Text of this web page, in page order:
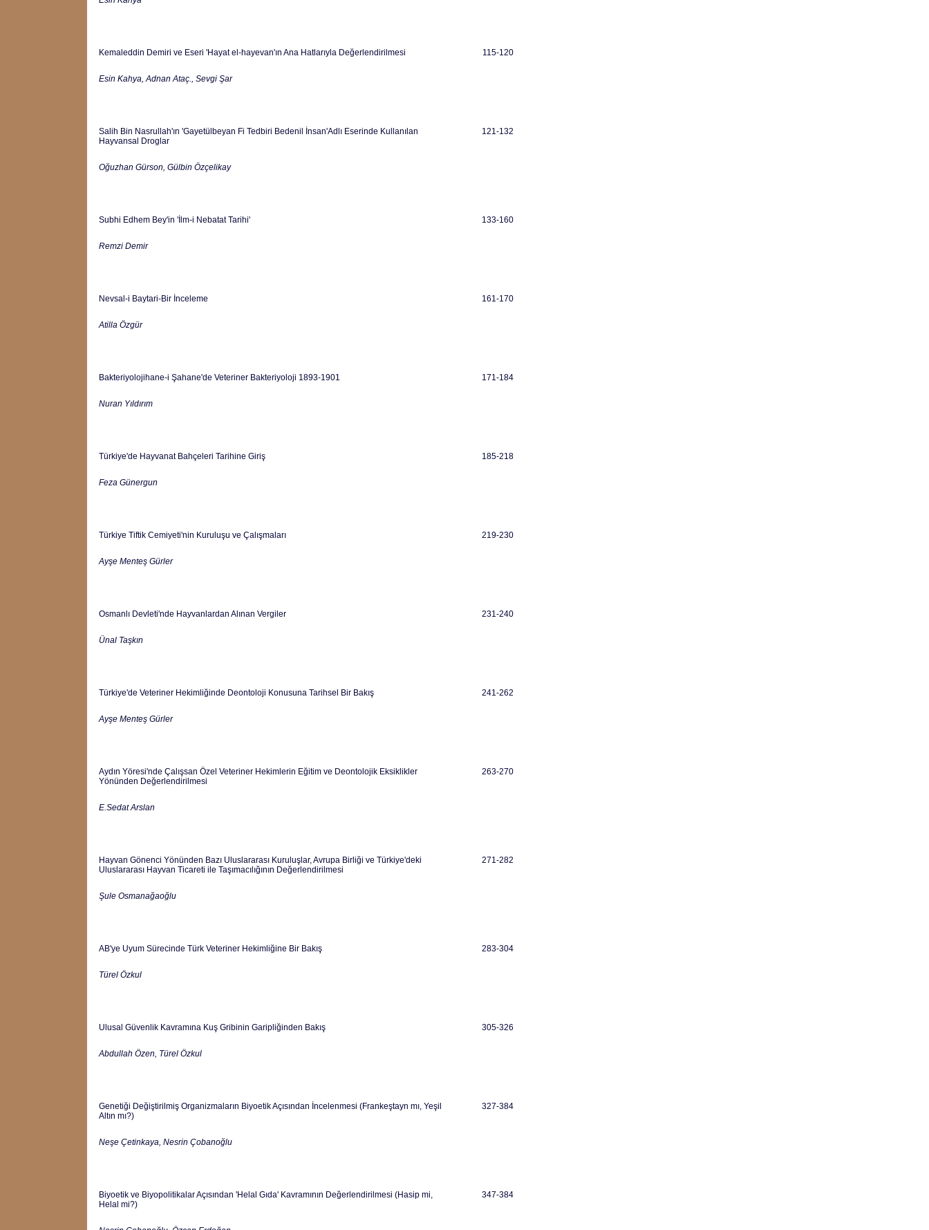
Kemaleddin Demiri ve Eseri 'Hayat el-hayevan'ın Ana Hatlarıyla Değerlendirilmesi 115-120
Esin Kahya, Adnan Ataç., Sevgi Şar
Salih Bin Nasrullah'ın 'Gayetülbeyan Fi Tedbiri Bedenil İnsan'Adlı Eserinde Kullanılan
Hayvansal Droglar
121-132
Oğuzhan Gürson, Gülbin Özçelikay
Subhi Edhem Bey'in 'İlm-i Nebatat Tarihi' 133-160
Remzi Demir
Nevsal-i Baytari-Bir İnceleme 161-170
Atilla Özgür
Bakteriyolojihane-i Şahane'de Veteriner Bakteriyoloji 1893-1901 171-184
Nuran Yıldırım
Türkiye'de Hayvanat Bahçeleri Tarihine Giriş 185-218
Feza Günergun
Türkiye Tiftik Cemiyeti'nin Kuruluşu ve Çalışmaları 219-230
Ayşe Menteş Gürler
Osmanlı Devleti'nde Hayvanlardan Alınan Vergiler 231-240
Ünal Taşkın
Türkiye'de Veteriner Hekimliğinde Deontoloji Konusuna Tarihsel Bir Bakış 241-262
Ayşe Menteş Gürler
Aydın Yöresi'nde Çalışsan Özel Veteriner Hekimlerin Eğitim ve Deontolojik Eksiklikler
Yönünden Değerlendirilmesi
263-270
E.Sedat Arslan
Hayvan Gönenci Yönünden Bazı Uluslararası Kuruluşlar, Avrupa Birliği ve Türkiye'deki
Uluslararası Hayvan Ticareti ile Taşımacılığının Değerlendirilmesi
271-282
Şule Osmanağaoğlu
AB'ye Uyum Sürecinde Türk Veteriner Hekimliğine Bir Bakış 283-304
Türel Özkul
Ulusal Güvenlik Kavramına Kuş Gribinin Garipliğinden Bakış 305-326
Abdullah Özen, Türel Özkul
Genetiği Değiştirilmiş Organizmaların Biyoetik Açısından İncelenmesi (Frankeştayn mı, Yeşil
Altın mı?)
327-384
Neşe Çetinkaya, Nesrin Çobanoğlu
Biyoetik ve Biyopolitikalar Açısından 'Helal Gıda' Kavramının Değerlendirilmesi (Hasip mi,
Helal mi?)
347-384